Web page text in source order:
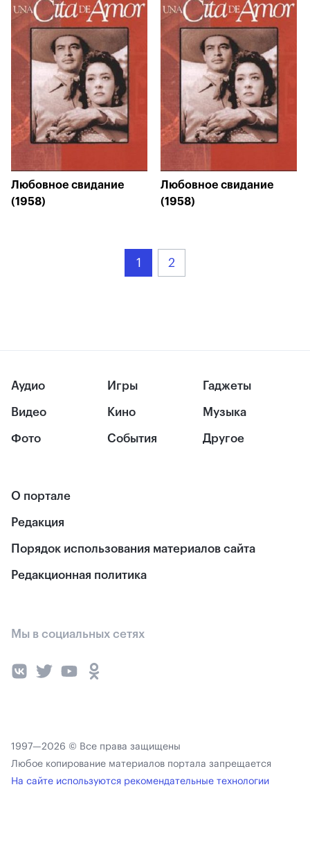
Любовное свидание
(1958)
Любовное свидание
(1958)
1 2
Аудио
Видео
Фото
Игры
Кино
События
Гаджеты
Музыка
Другое
О портале
Редакция
Порядок использования материалов сайта
Редакционная политика
Мы в социальных сетях
1997—2026 © Все права защищены
Любое копирование материалов портала запрещается
На сайте используются рекомендательные технологии